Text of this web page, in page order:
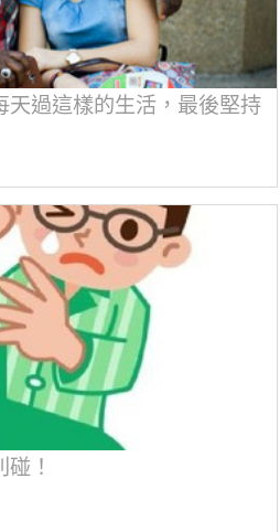
天過這樣的生活，最後堅持
！